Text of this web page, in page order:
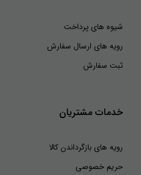
شیوه های پرداخت
رویه های ارسال سفارش
ثبت سفارش
خدمات مشتریان
رویه های بازگرداندن کالا
حریم خصوصی